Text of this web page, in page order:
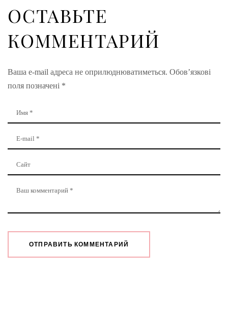
ОСТАВЬТЕ
КОММЕНТАРИЙ
Ваша e-mail адреса не оприлюднюватиметься. Обов’язкові
поля позначені *